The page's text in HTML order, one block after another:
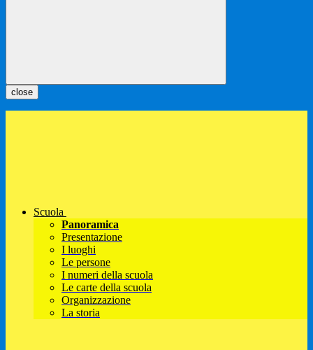
close
Scuola
Panoramica
Presentazione
I luoghi
Le persone
I numeri della scuola
Le carte della scuola
Organizzazione
La storia